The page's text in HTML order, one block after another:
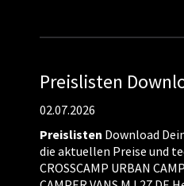
Preislisten
02.07.2026
Preislisten Download
die aktuellen Preise und
CROSSCAMP URBAN